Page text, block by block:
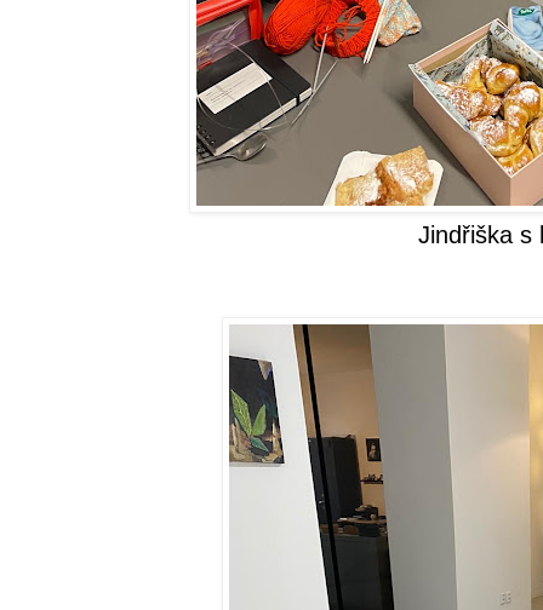
Jindřiška s